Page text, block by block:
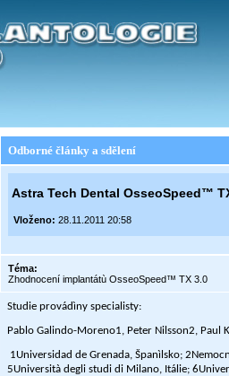
Odborné články a sdělení
Astra Tech Dental OsseoSpeed™
Vloženo: 28.11.2011 20:58
Téma:
Zhodnocení implantátù OsseoSpeed™ TX 3.0
Studie provádìny specialisty:
Pablo Galindo-Moreno1, Peter Nilsson2, Paul
1Universidad de Grenada, Španìlsko;
5Università degli studi di Milano, Itálie;